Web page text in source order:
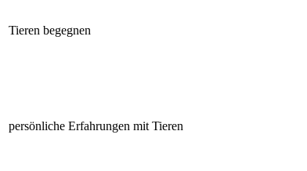
Tieren begegnen
persönliche Erfahrungen mit Tieren